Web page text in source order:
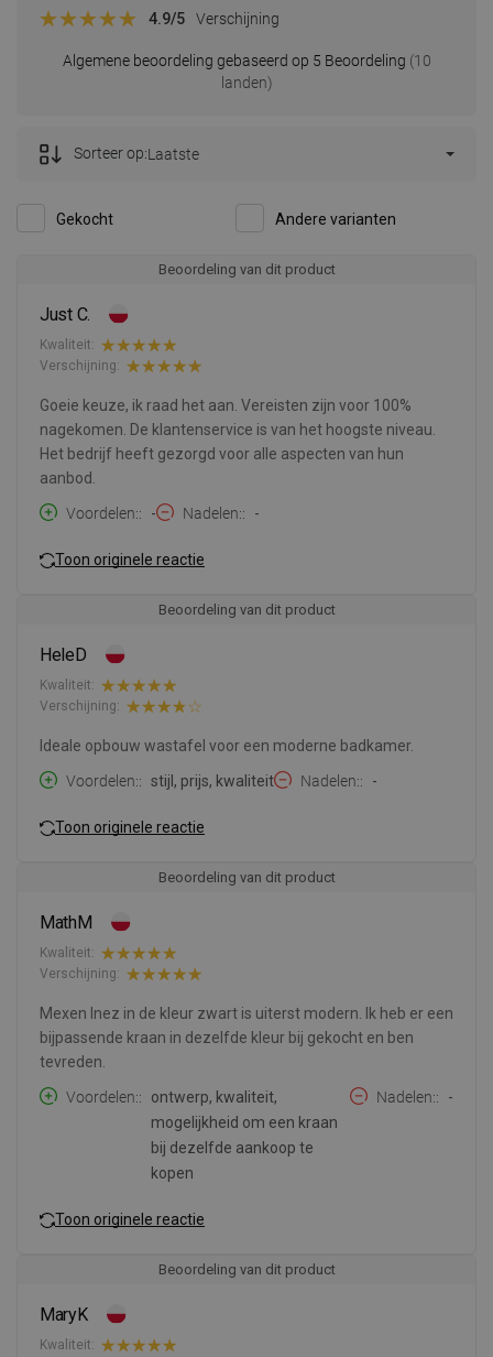
Algemene beoordeling gebaseerd op 5 Beoordeling (10
landen)
4.9/5 Verschijning
Gekocht Andere varianten
Sorteer op:Laatste
Beoordeling van dit product
Just C.
Kwaliteit:
Verschijning:
Goeie keuze, ik raad het aan. Vereisten zijn voor 100%
nagekomen. De klantenservice is van het hoogste niveau.
Het bedrijf heeft gezorgd voor alle aspecten van hun
aanbod.
Voordelen:
- Nadelen: -
Toon originele reactie
Beoordeling van dit product
HeleD
Kwaliteit:
Verschijning:
Ideale opbouw wastafel voor een moderne badkamer.
Voordelen:
stijl, prijs, kwaliteit Nadelen: -
Toon originele reactie
Beoordeling van dit product
MathM
Kwaliteit:
Verschijning:
Mexen Inez in de kleur zwart is uiterst modern. Ik heb er een
bijpassende kraan in dezelfde kleur bij gekocht en ben
tevreden.
Voordelen:
ontwerp, kwaliteit,
mogelijkheid om een kraan
bij dezelfde aankoop te
kopen
Nadelen: -
Toon originele reactie
Beoordeling van dit product
MaryK
Kwaliteit: